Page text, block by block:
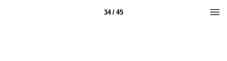
34 / 45